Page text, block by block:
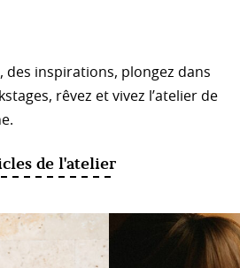
des inspirations, plongez dans
rêvez et vivez l’atelier de
de l'atelier